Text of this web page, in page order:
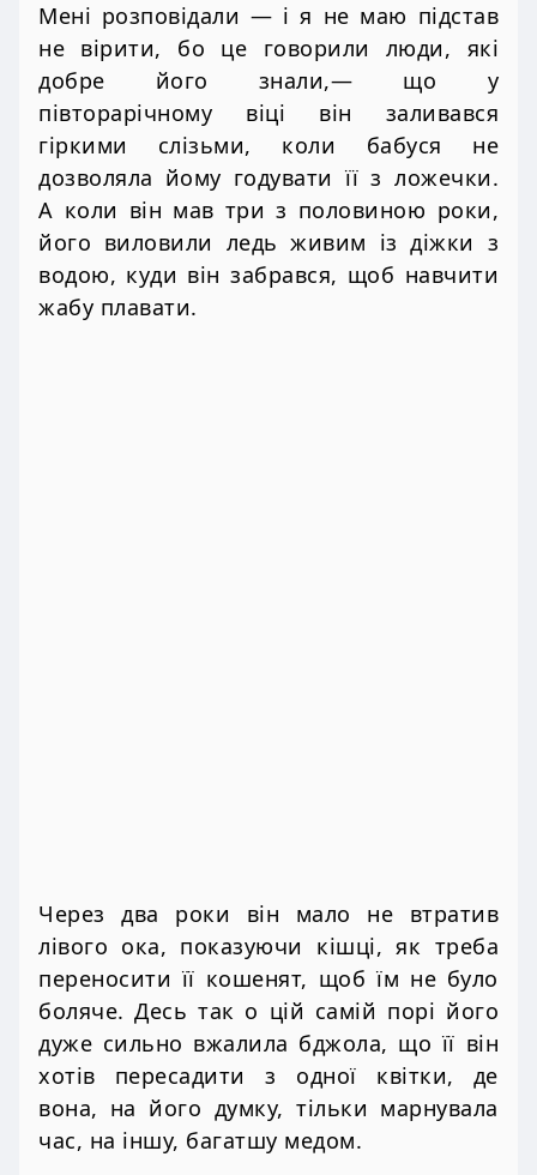
Мені розповідали — і я не маю підстав
не вірити, бо це говорили люди, які
добре його знали,— що у
півторарічному віці він заливався
гіркими слізьми, коли бабуся не
дозволяла йому годувати її з ложечки.
А коли він мав три з половиною роки,
його виловили ледь живим із діжки з
водою, куди він забрався, щоб навчити
жабу плавати.
Через два роки він мало не втратив
лівого ока, показуючи кішці, як треба
переносити її кошенят, щоб їм не було
боляче. Десь так о цій самій порі його
дуже сильно вжалила бджола, що її він
хотів пересадити з одної квітки, де
вона, на його думку, тільки марнувала
час, на іншу, багатшу медом.